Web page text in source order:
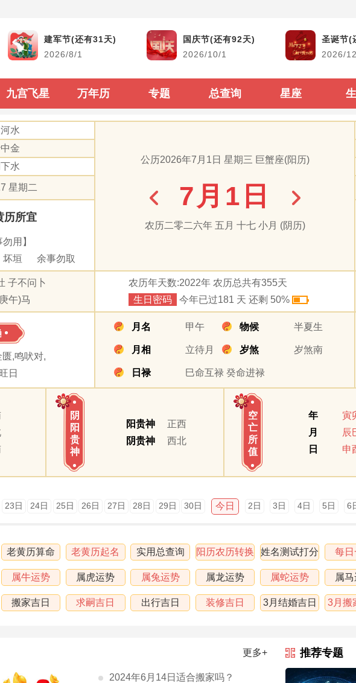
黄道吉日
结婚吉日
搬家吉日
开市吉日
装修吉日
动土吉日
生活查询
生男生女查询
古今时辰对照
阴阳历转换
二十四节气表
60甲子纳音顺序
建军节(还有31天)
2026/8/1
国庆节(还有92天)
2026/10/1
圣诞节(
2026/
九宫飞星 万年历 专题 总查询 星座
水
金
水
公历2026年7月1日 星期三 巨蟹座(阳历)
7月1日
农历二零二六年 五月 十七 小月 (阴历)
星期二
历所宜
用】
坏垣 余事勿取
子不问卜
午)马
农历年天数:2022年 农历总共有355天
生日密码
今年已过181 天 还剩 50%
匮,鸣吠对,
日
月名 甲午 物候 半夏生
月相 立待月 岁煞 岁煞南
日禄 巳命互禄 癸命进禄
阴
阳
贵
神
阳贵神
正西
阴贵神
西北
空
亡
所
值
年
寅
月
辰
日
申
23日 24日 25日 26日 27日 28日 29日 30日 今日 2日 3日 4日 5日 6
老黄历算命 老黄历起名 实用总查询 阳历农历转换 姓名测试打分 每
属牛运势 属虎运势 属兔运势 属龙运势 属蛇运势 属
搬家吉日 求嗣吉日 出行吉日 装修吉日
3月结婚吉日
3月搬
更多+ 推荐专题
2024年6月14日适合搬家吗？